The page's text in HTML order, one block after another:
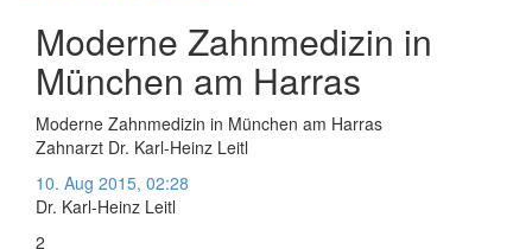
Moderne Zahnmedizin in
München am Harras
Moderne Zahnmedizin in München am Harras
Zahnarzt Dr. Karl-Heinz Leitl
10. Aug 2015, 02:28
Dr. Karl-Heinz Leitl
2